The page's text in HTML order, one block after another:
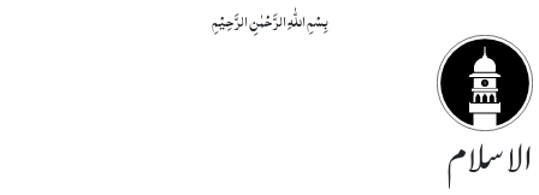
بِسۡمِ اللّٰہِ الرَّحۡمٰنِ الرَّحِیۡمِ
الاسلام